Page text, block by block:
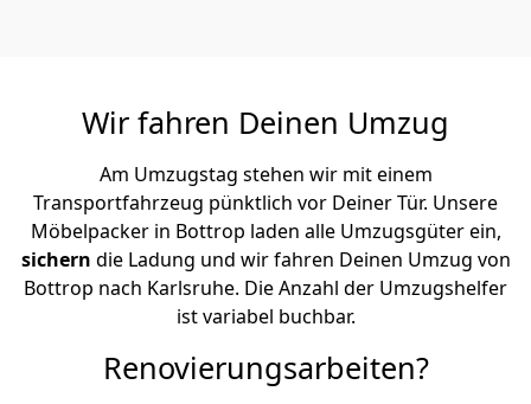
Wir fahren Deinen Umzug
Am Umzugstag stehen wir mit einem
Transportfahrzeug pünktlich vor Deiner Tür. Unsere
Möbelpacker in Bottrop laden alle Umzugsgüter ein,
sichern die Ladung und wir fahren Deinen Umzug von
Bottrop nach Karlsruhe. Die Anzahl der Umzugshelfer
ist variabel buchbar.
Renovierungsarbeiten?